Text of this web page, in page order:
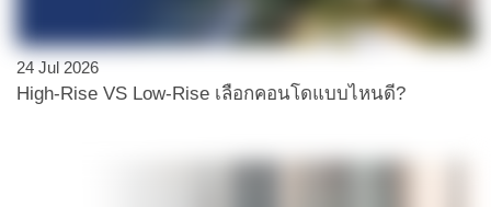
24 Jul 2026
High-Rise VS Low-Rise เลือกคอนโดแบบไหนดี?